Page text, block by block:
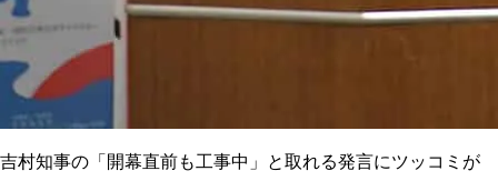
吉村知事の「開幕直前も工事中」と取れる発言にツッコミが